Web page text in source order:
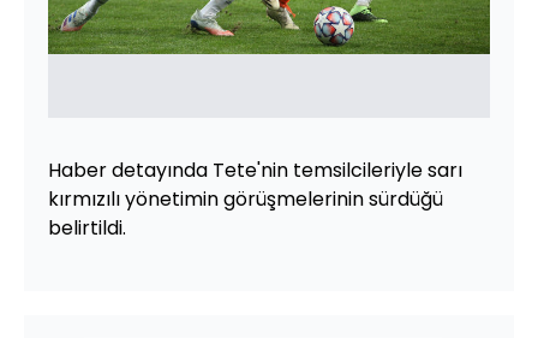
Haber detayında Tete'nin temsilcileriyle sarı
kırmızılı yönetimin görüşmelerinin sürdüğü
belirtildi.